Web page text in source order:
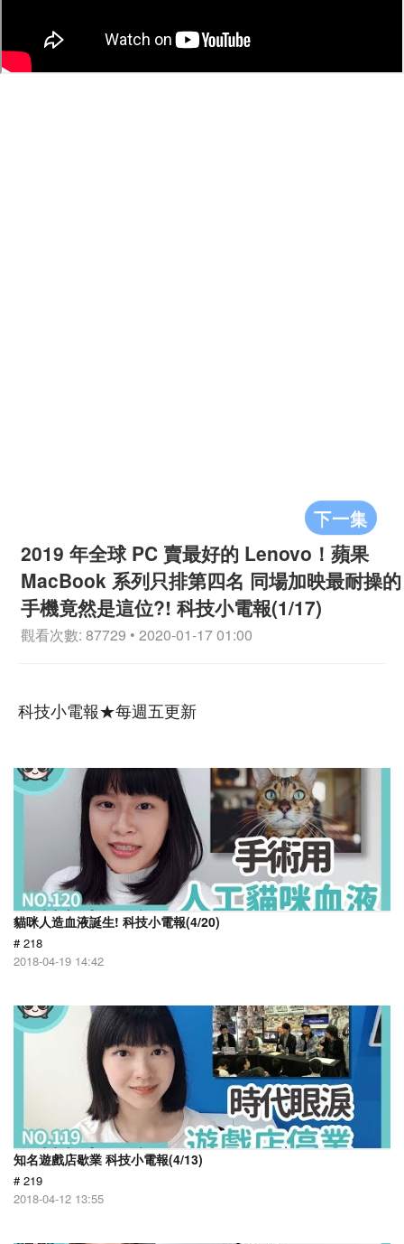
下一集
2019 年全球 PC 賣最好的 Lenovo！蘋果
MacBook 系列只排第四名 同場加映最耐操的
手機竟然是這位?! 科技小電報(1/17)
觀看次數: 87729 • 2020-01-17 01:00
科技小電報★每週五更新
貓咪人造血液誕生! 科技小電報(4/20)
# 218
2018-04-19 14:42
知名遊戲店歇業 科技小電報(4/13)
# 219
2018-04-12 13:55